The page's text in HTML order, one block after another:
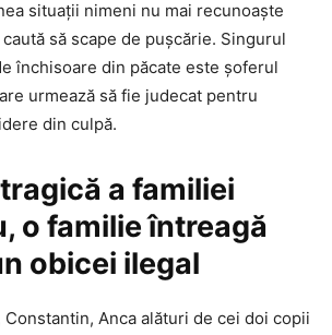
situații nimeni nu mai recunoaște
să scape de pușcărie. Singurul
închisoare din păcate este șoferul
urmează să fie judecat pentru
din culpă.
a familiei
o familie întreagă
obicei ilegal
Constantin, Anca alături de cei doi copii